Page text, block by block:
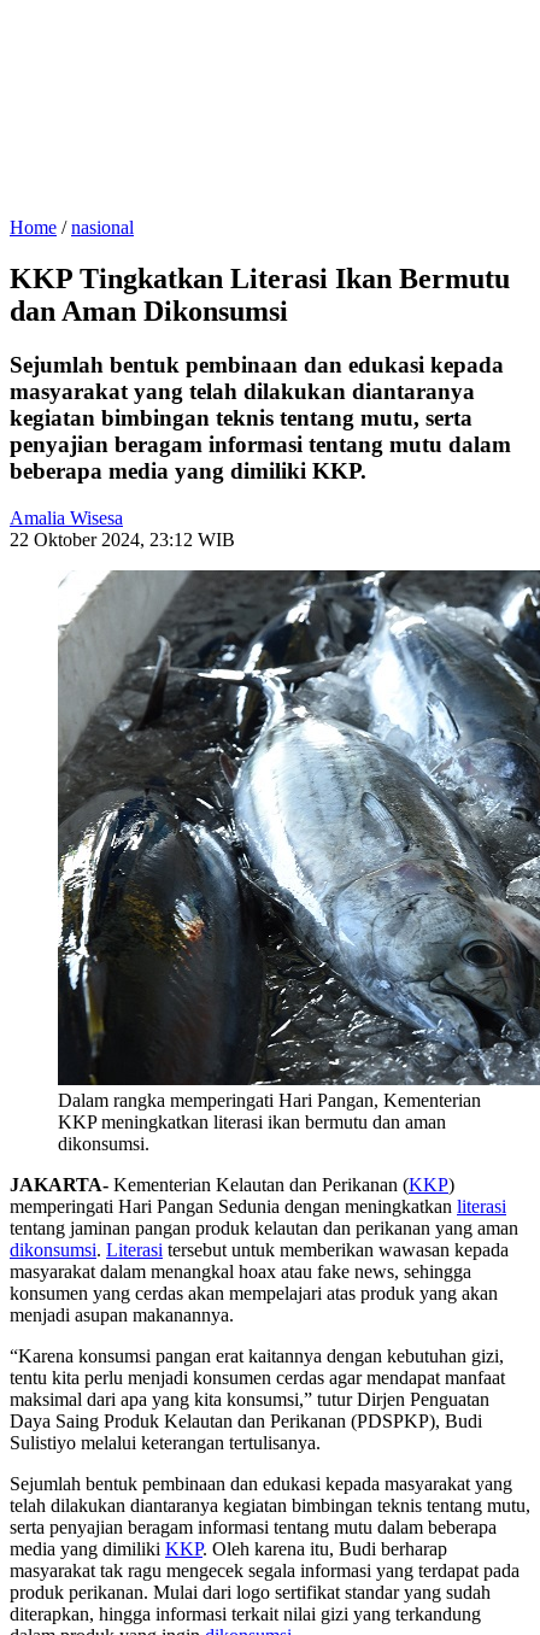
Home /nasional
KKP Tingkatkan Literasi Ikan Bermutu
dan Aman Dikonsumsi
Sejumlah bentuk pembinaan dan edukasi kepada
masyarakat yang telah dilakukan diantaranya
kegiatan bimbingan teknis tentang mutu, serta
penyajian beragam informasi tentang mutu dalam
beberapa media yang dimiliki KKP.
Amalia Wisesa
22 Oktober 2024, 23:12 WIB
Dalam rangka memperingati Hari Pangan, Kementerian
KKP meningkatkan literasi ikan bermutu dan aman
dikonsumsi.
JAKARTA- Kementerian Kelautan dan Perikanan (KKP)
memperingati Hari Pangan Sedunia dengan meningkatkan literasi
tentang jaminan pangan produk kelautan dan perikanan yang aman
dikonsumsi. Literasi tersebut untuk memberikan wawasan kepada
masyarakat dalam menangkal hoax atau fake news, sehingga
konsumen yang cerdas akan mempelajari atas produk yang akan
menjadi asupan makanannya.
“Karena konsumsi pangan erat kaitannya dengan kebutuhan gizi,
tentu kita perlu menjadi konsumen cerdas agar mendapat manfaat
maksimal dari apa yang kita konsumsi,” tutur Dirjen Penguatan
Daya Saing Produk Kelautan dan Perikanan (PDSPKP), Budi
Sulistiyo melalui keterangan tertulisanya.
Sejumlah bentuk pembinaan dan edukasi kepada masyarakat yang
telah dilakukan diantaranya kegiatan bimbingan teknis tentang mutu,
serta penyajian beragam informasi tentang mutu dalam beberapa
media yang dimiliki KKP. Oleh karena itu, Budi berharap
masyarakat tak ragu mengecek segala informasi yang terdapat pada
produk perikanan. Mulai dari logo sertifikat standar yang sudah
diterapkan, hingga informasi terkait nilai gizi yang terkandung